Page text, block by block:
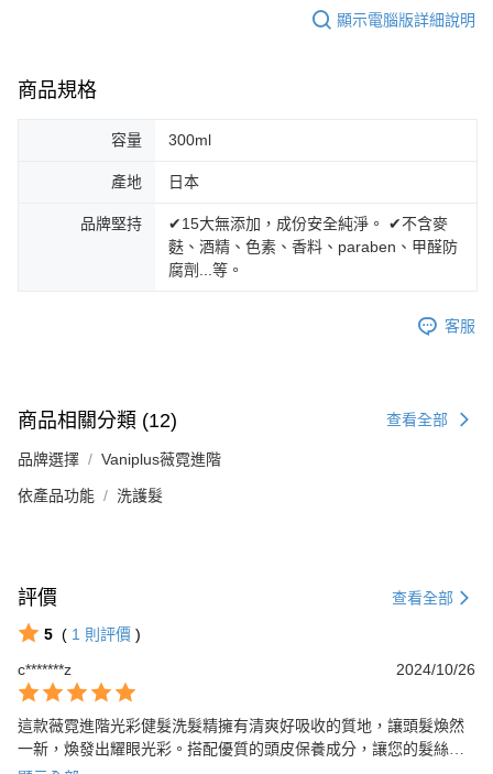
顯示電腦版詳細說明
商品規格
容量 300ml
產地 日本
品牌堅持
✔15大無添加，成份安全純淨。 ✔不含麥
麩、酒精、色素、香料、paraben、甲醛防
腐劑...等。
客服
商品相關分類 (12) 查看全部
品牌選擇 Vaniplus薇霓進階
依產品功能 洗護髮
評價 查看全部
5 ( 1 則評價 )
c*******z
2024/10/26
這款薇霓進階光彩健髮洗髮精擁有清爽好吸收的質地，讓頭髮煥然
一新，煥發出耀眼光彩。搭配優質的頭皮保養成分，讓您的髮絲更